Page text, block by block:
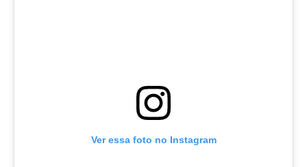
Ver essa foto no Instagram